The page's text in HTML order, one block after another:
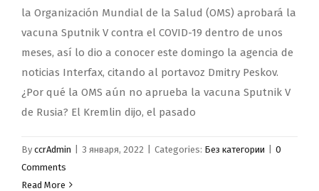
la Organización Mundial de la Salud (OMS) aprobará la
vacuna Sputnik V contra el COVID-19 dentro de unos
meses, así lo dio a conocer este domingo la agencia de
noticias Interfax, citando al portavoz Dmitry Peskov.
¿Por qué la OMS aún no aprueba la vacuna Sputnik V
de Rusia? El Kremlin dijo, el pasado
By ccrAdmin 3 января, 2022 Categories: Без категории
0
Comments
Read More